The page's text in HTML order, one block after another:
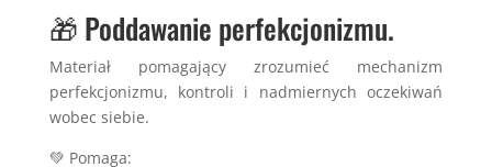
🎁 Poddawanie perfekcjonizmu.
Materiał pomagający zrozumieć mechanizm
perfekcjonizmu, kontroli i nadmiernych oczekiwań
wobec siebie.
💚 Pomaga: